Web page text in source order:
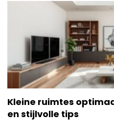
Kleine ruimtes
en stijlvolle tips